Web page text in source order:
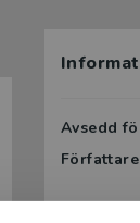
Avsedd